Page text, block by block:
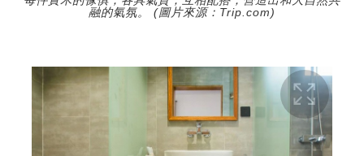
融的氣氛。 (圖片來源：Trip.com)